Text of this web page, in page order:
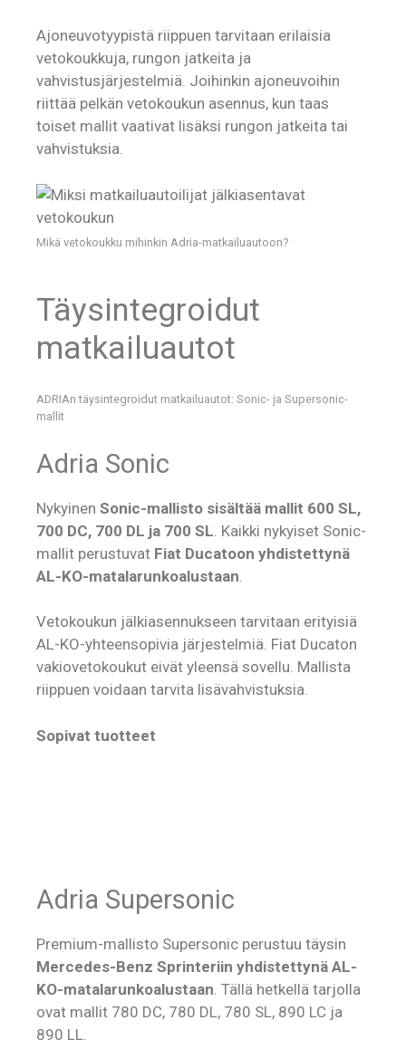
Ajoneuvotyypistä riippuen tarvitaan erilaisia
vetokoukkuja, rungon jatkeita ja
vahvistusjärjestelmiä. Joihinkin ajoneuvoihin
riittää pelkän vetokoukun asennus, kun taas
toiset mallit vaativat lisäksi rungon jatkeita tai
vahvistuksia.
Mikä vetokoukku mihinkin Adria-matkailuautoon?
Täysintegroidut
matkailuautot
ADRIAn täysintegroidut matkailuautot: Sonic- ja Supersonic-
mallit
Adria Sonic
Nykyinen Sonic-mallisto sisältää mallit 600 SL,
700 DC, 700 DL ja 700 SL . Kaikki nykyiset Sonic-
mallit perustuvat Fiat Ducatoon yhdistettynä
AL-KO-matalarunkoalustaan
Vetokoukun jälkiasennukseen tarvitaan erityisiä
AL-KO-yhteensopivia järjestelmiä. Fiat Ducaton
vakiovetokoukut eivät yleensä sovellu. Mallista
riippuen voidaan tarvita lisävahvistuksia.
Sopivat tuotteet
Adria Supersonic
Premium-mallisto Supersonic perustuu täysin
Mercedes-Benz Sprinteriin yhdistettynä AL-
KO-matalarunkoalustaan . Tällä hetkellä tarjolla
ovat mallit 780 DC, 780 DL, 780 SL, 890 LC ja
890 LL.